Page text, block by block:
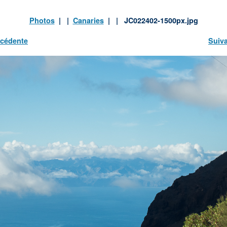
Photos| | Canaries| | JC022402-1500px.jpg